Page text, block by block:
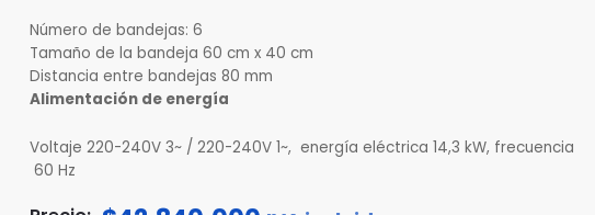
Número de bandejas: 6
Tamaño de la bandeja 60 cm x 40 cm
Distancia entre bandejas 80 mm
Alimentación de energía
Voltaje 220-240V 3~ / 220-240V 1~, energía eléctrica 14,3 kW, frecuencia
60 Hz